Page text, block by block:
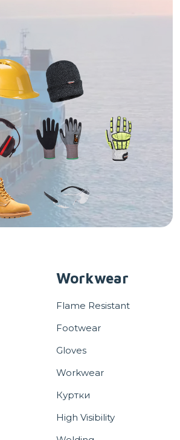
Workwear
Flame Resistant
Footwear
Gloves
Workwear
Куртки
High Visibility